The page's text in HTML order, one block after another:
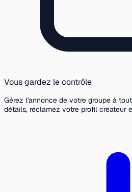
Vous gardez le contrôle
Gérez l'annonce de votre groupe à
détails, réclamez votre profil créateur